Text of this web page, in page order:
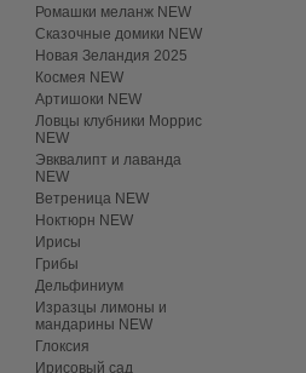
Ромашки меланж NEW
Сказочные домики NEW
Новая Зеландия 2025
Космея NEW
Артишоки NEW
Ловцы клубники Моррис
NEW
Эвквалипт и лаванда
NEW
Ветреница NEW
Ноктюрн NEW
Ирисы
Грибы
Дельфиниум
Изразцы лимоны и
мандарины NEW
Глоксия
Ирисовый сад